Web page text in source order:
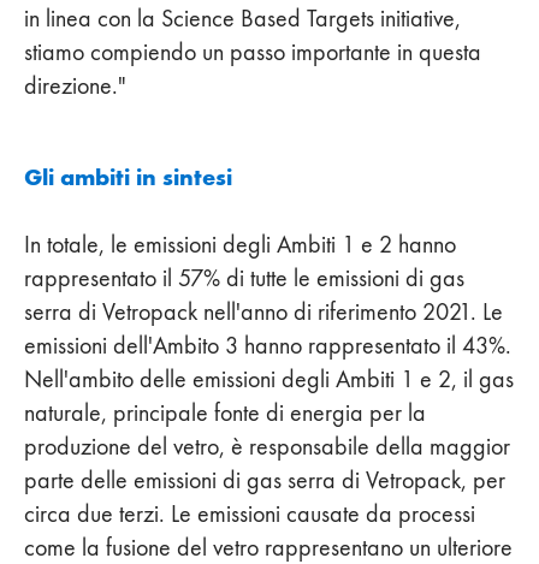
in linea con la Science Based Targets initiative,
stiamo compiendo un passo importante in questa
direzione."
Gli ambiti in sintesi
In totale, le emissioni degli Ambiti 1 e 2 hanno
rappresentato il 57% di tutte le emissioni di gas
serra di Vetropack nell'anno di riferimento 2021. Le
emissioni dell'Ambito 3 hanno rappresentato il 43%.
Nell'ambito delle emissioni degli Ambiti 1 e 2, il gas
naturale, principale fonte di energia per la
produzione del vetro, è responsabile della maggior
parte delle emissioni di gas serra di Vetropack, per
circa due terzi. Le emissioni causate da processi
come la fusione del vetro rappresentano un ulteriore